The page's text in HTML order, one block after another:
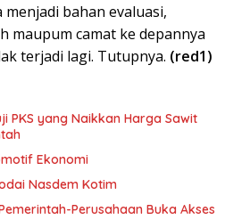
bahan evaluasi,
maupum camat ke depannya
terjadi lagi. Tutupnya. (red1)
PKS yang Naikkan Harga Sawit
Ekonomi
Nasdem Kotim
Perusahaan Buka Akses